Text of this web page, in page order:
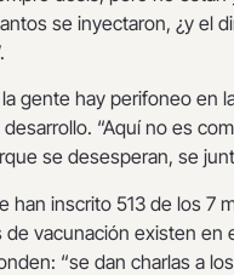
se inyectaron, ¿y el
gente hay perifoneo en
“Aquí no es
se desesperan, se
han inscrito 513 de los 7
vacunación existen en
“se dan charlas a